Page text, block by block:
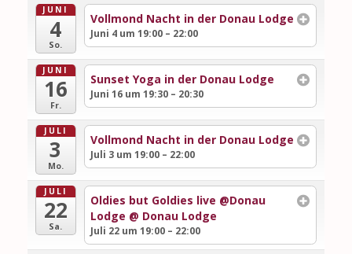
JUNI
4
So.
Vollmond Nacht in der Donau Lodge
Juni 4 um 19:00 – 22:00
JUNI
16
Fr.
Sunset Yoga in der Donau Lodge
Juni 16 um 19:30 – 20:30
JULI
3
Mo.
Vollmond Nacht in der Donau Lodge
Juli 3 um 19:00 – 22:00
JULI
22
Sa.
Oldies but Goldies live @Donau
Lodge @ Donau Lodge
Juli 22 um 19:00 – 22:00